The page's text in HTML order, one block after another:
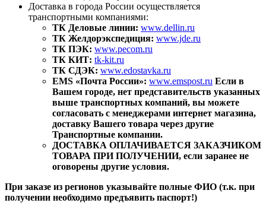
Доставка в города России осуществляется
транспортными компаниями:
ТК Деловые линии: www.dellin.ru
ТК Желдорэкспедиция: www.jde.ru
ТК ПЭК: www.pecom.ru
ТК КИТ: tk-kit.ru
ТК СДЭК: www.edostavka.ru
EMS «Почта России»: www.emspost.ru Если в
Вашем городе, нет представительств указанных
выше транспортных компаний, вы можете
согласовать с менеджерами интернет магазина,
доставку Вашего товара через другие
Транспортные компании.
ДОСТАВКА ОПЛАЧИВАЕТСЯ ЗАКАЗЧИКОМ
ТОВАРА ПРИ ПОЛУЧЕНИИ, если заранее не
оговорены другие условия.
При заказе из регионов указывайте полные ФИО (т.к. при
получении необходимо предъявить паспорт!)